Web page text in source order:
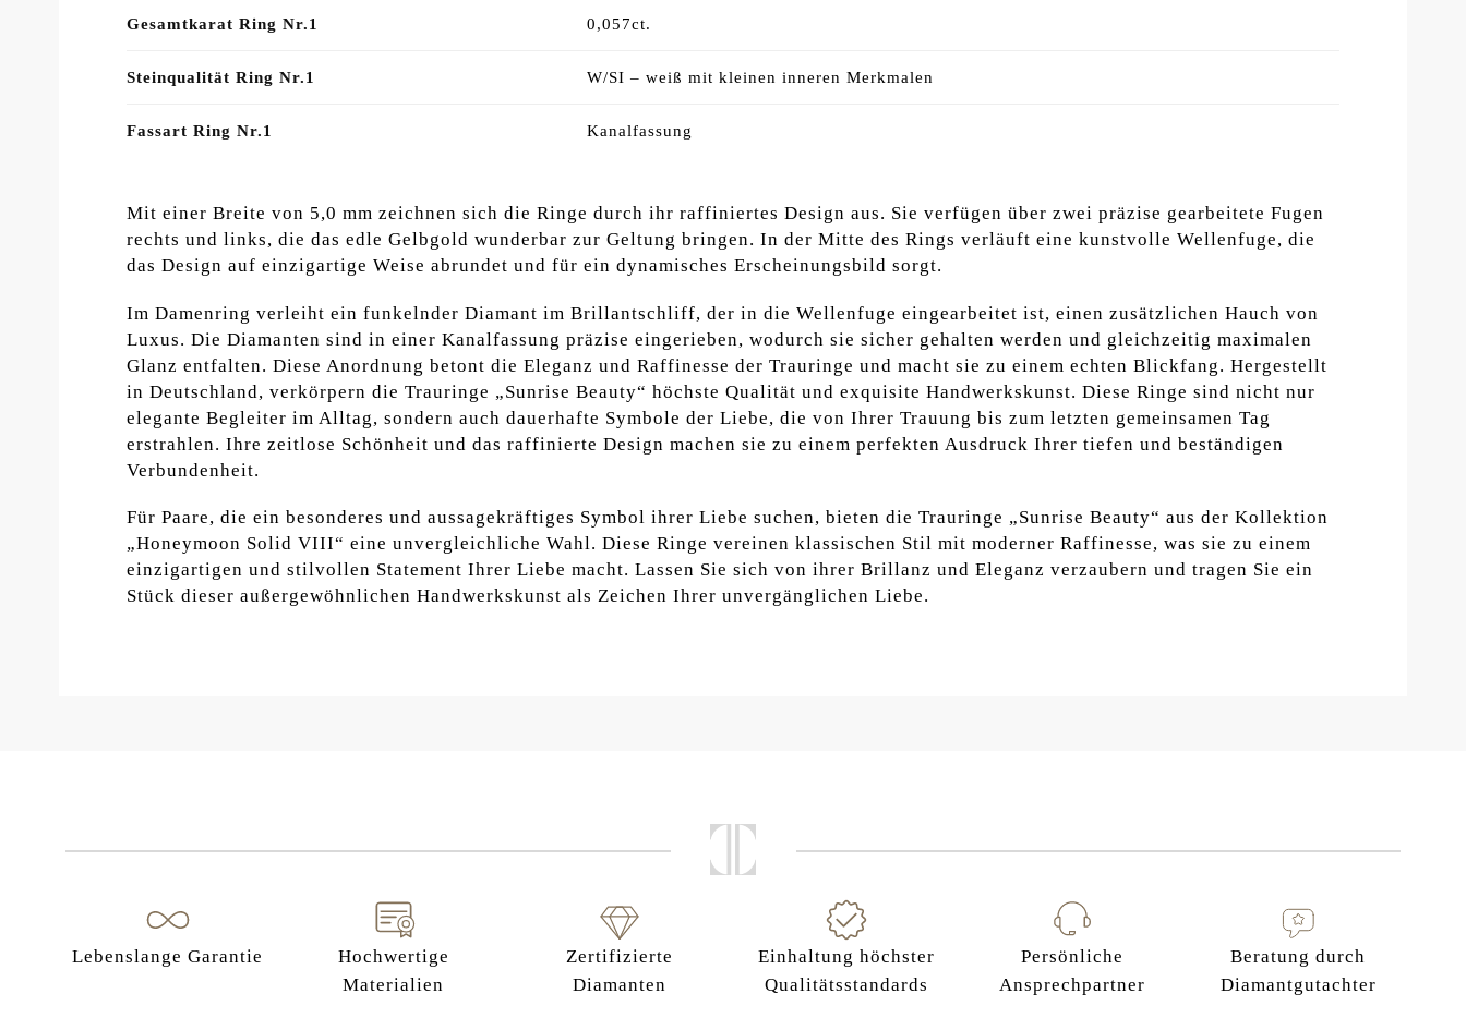
Gesamtkarat Ring Nr.1 0,057ct.
Steinqualität Ring Nr.1 W/SI – weiß mit kleinen inneren Merkmalen
Fassart Ring Nr.1 Kanalfassung
Mit einer Breite von 5,0 mm zeichnen sich die Ringe durch ihr raffiniertes Design aus. Sie verfügen über zwei präzise gearbeitete Fugen
rechts und links, die das edle Gelbgold wunderbar zur Geltung bringen. In der Mitte des Rings verläuft eine kunstvolle Wellenfuge, die
das Design auf einzigartige Weise abrundet und für ein dynamisches Erscheinungsbild sorgt.
Im Damenring verleiht ein funkelnder Diamant im Brillantschliff, der in die Wellenfuge eingearbeitet ist, einen zusätzlichen Hauch von
Luxus. Die Diamanten sind in einer Kanalfassung präzise eingerieben, wodurch sie sicher gehalten werden und gleichzeitig maximalen
Glanz entfalten. Diese Anordnung betont die Eleganz und Raffinesse der Trauringe und macht sie zu einem echten Blickfang. Hergestellt
in Deutschland, verkörpern die Trauringe „Sunrise Beauty“ höchste Qualität und exquisite Handwerkskunst. Diese Ringe sind nicht nur
elegante Begleiter im Alltag, sondern auch dauerhafte Symbole der Liebe, die von Ihrer Trauung bis zum letzten gemeinsamen Tag
erstrahlen. Ihre zeitlose Schönheit und das raffinierte Design machen sie zu einem perfekten Ausdruck Ihrer tiefen und beständigen
Verbundenheit.
Für Paare, die ein besonderes und aussagekräftiges Symbol ihrer Liebe suchen, bieten die Trauringe „Sunrise Beauty“ aus der Kollektion
„Honeymoon Solid VIII“ eine unvergleichliche Wahl. Diese Ringe vereinen klassischen Stil mit moderner Raffinesse, was sie zu einem
einzigartigen und stilvollen Statement Ihrer Liebe macht. Lassen Sie sich von ihrer Brillanz und Eleganz verzaubern und tragen Sie ein
Stück dieser außergewöhnlichen Handwerkskunst als Zeichen Ihrer unvergänglichen Liebe.
Lebenslange Garantie
Hochwertige
Materialien
Zertifizierte
Diamanten
Einhaltung höchster
Qualitätsstandards
Persönliche
Ansprechpartner
Beratung durch
Diamantgutachter